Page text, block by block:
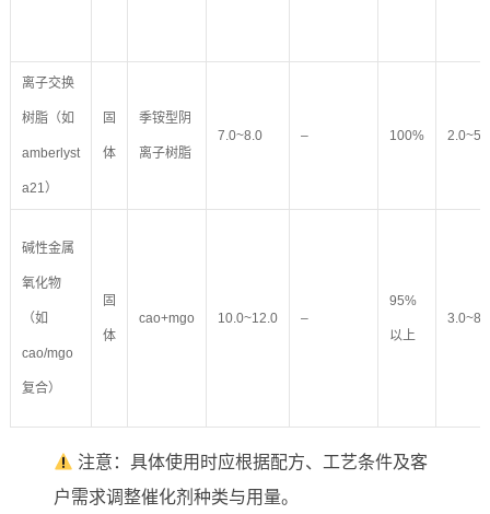
离子交换
树脂（如
amberlyst
a21）
固
体
季铵型阴
离子树脂
7.0~8.0 – 100%
碱性金属
氧化物
（如
cao/mgo
复合）
固
体
cao+mgo 10.0~12.0 –
95%
以上
注意：具体使用时应根据配方、工艺条件及客
户需求调整催化剂种类与用量。